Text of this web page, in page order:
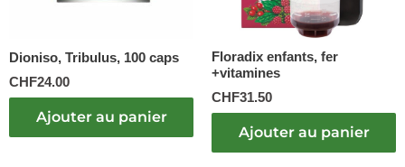
Dioniso, Tribulus, 100 caps
CHF24.00
Ajouter au panier
Floradix enfants, fer
+vitamines
CHF31.50
Ajouter au panier